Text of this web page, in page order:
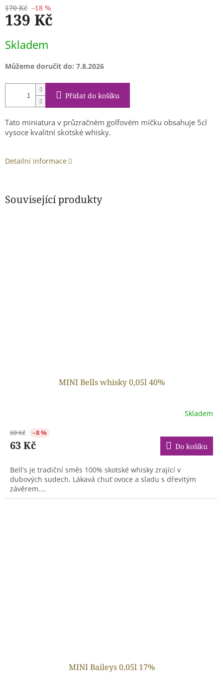
170 Kč –18 %
139 Kč
cena:
Skladem
Můžeme doručit do: 7.8.2026
Přidat do košíku
Tato miniatura v průzračném golfovém míčku obsahuje 5cl
vysoce kvalitní skotské whisky.
Detailní informace
Související produkty
MINI Bells whisky 0,05l 40%
Skladem
69 Kč –8 %
63 Kč Do košíku
Bell's je tradiční směs 100% skotské whisky zrající v
dubových sudech. Lákavá chuť ovoce a sladu s dřevitým
závěrem....
MINI Baileys 0,05l 17%